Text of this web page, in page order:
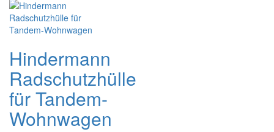
Hindermann
Radschutzhülle
für Tandem-
Wohnwagen